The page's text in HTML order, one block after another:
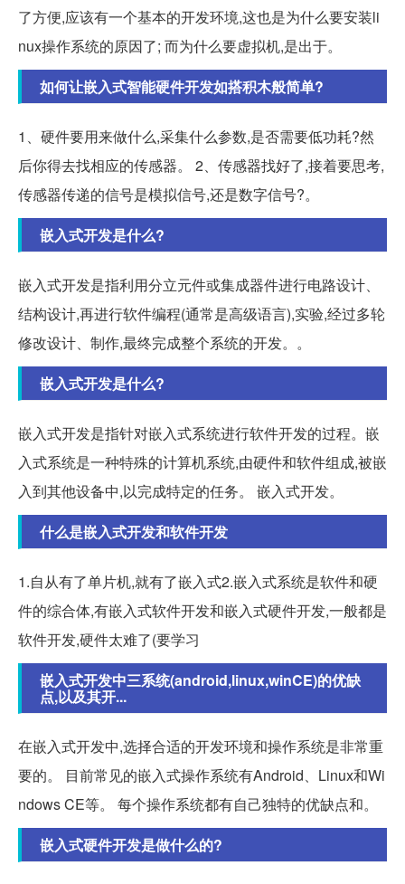
了方便,应该有一个基本的开发环境,这也是为什么要安装li
nux操作系统的原因了; 而为什么要虚拟机,是出于。
如何让嵌入式智能硬件开发如搭积木般简单?
1、硬件要用来做什么,采集什么参数,是否需要低功耗?然
后你得去找相应的传感器。 2、传感器找好了,接着要思考,
传感器传递的信号是模拟信号,还是数字信号?。
嵌入式开发是什么?
嵌入式开发是指利用分立元件或集成器件进行电路设计、
结构设计,再进行软件编程(通常是高级语言),实验,经过多轮
修改设计、制作,最终完成整个系统的开发。。
嵌入式开发是什么?
嵌入式开发是指针对嵌入式系统进行软件开发的过程。嵌
入式系统是一种特殊的计算机系统,由硬件和软件组成,被嵌
入到其他设备中,以完成特定的任务。 嵌入式开发。
什么是嵌入式开发和软件开发
1.自从有了单片机,就有了嵌入式2.嵌入式系统是软件和硬
件的综合体,有嵌入式软件开发和嵌入式硬件开发,一般都是
软件开发,硬件太难了(要学习
嵌入式开发中三系统(android,linux,winCE)的优缺
点,以及其开...
在嵌入式开发中,选择合适的开发环境和操作系统是非常重
要的。 目前常见的嵌入式操作系统有Android、Linux和Wi
ndows CE等。 每个操作系统都有自己独特的优缺点和。
嵌入式硬件开发是做什么的?